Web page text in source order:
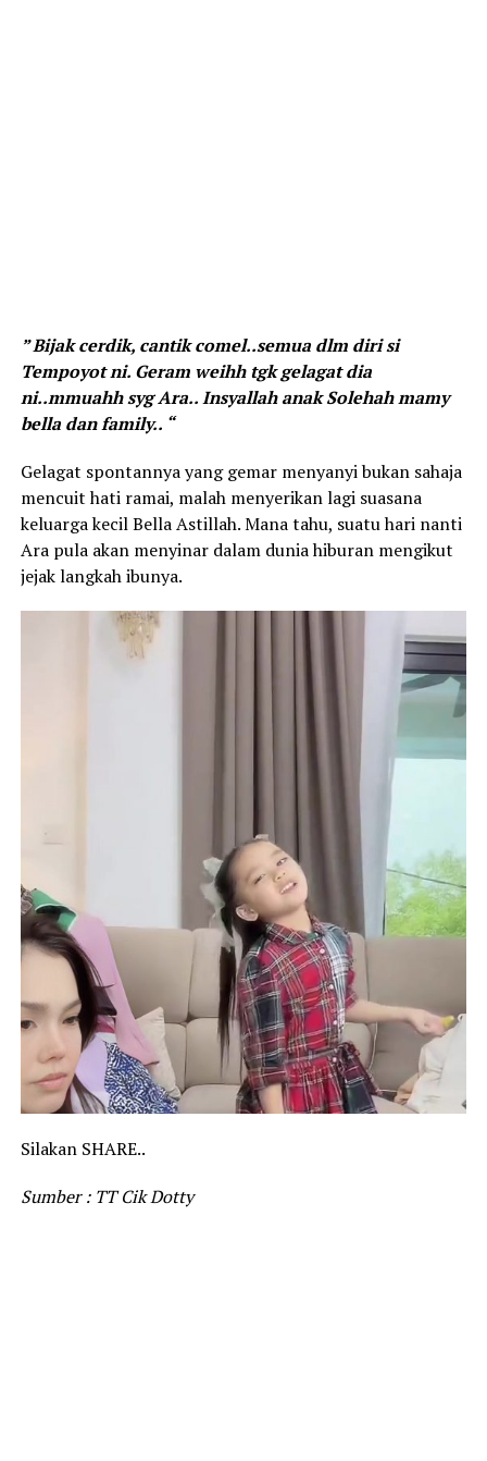
” Bijak cerdik, cantik comel..semua dlm diri si
Tempoyot ni. Geram weihh tgk gelagat dia
ni..mmuahh syg Ara.. Insyallah anak Solehah mamy
bella dan family.. “
Gelagat spontannya yang gemar menyanyi bukan sahaja
mencuit hati ramai, malah menyerikan lagi suasana
keluarga kecil Bella Astillah. Mana tahu, suatu hari nanti
Ara pula akan menyinar dalam dunia hiburan mengikut
jejak langkah ibunya.
Silakan SHARE..
Sumber : TT Cik Dotty